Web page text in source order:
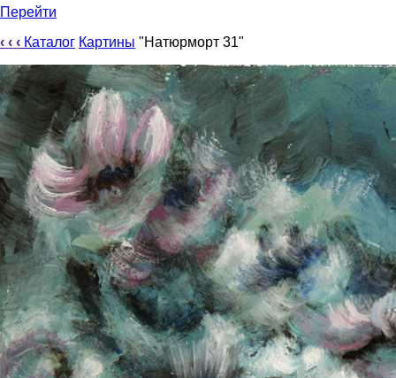
Перейти
‹ ‹ ‹ Каталог Картины "Натюрморт 31"